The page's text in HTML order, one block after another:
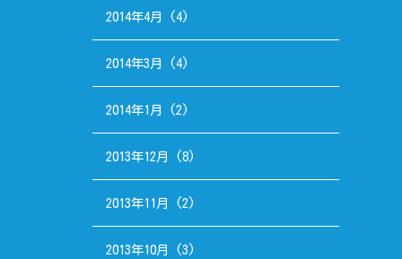
2014年4月 (4)
2014年3月 (4)
2014年1月 (2)
2013年12月 (8)
2013年11月 (2)
2013年10月 (3)